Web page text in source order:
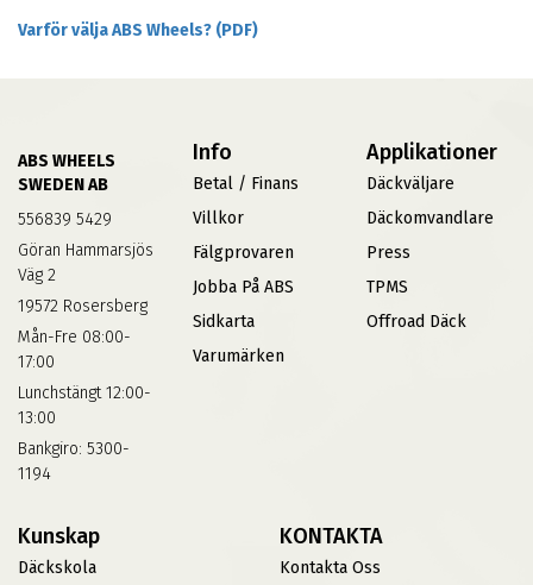
Varför välja ABS Wheels? (PDF)
ABS WHEELS
SWEDEN AB
556839 5429
Göran Hammarsjös
Väg 2
19572 Rosersberg
Mån-Fre 08:00-
17:00
Lunchstängt 12:00-
13:00
Bankgiro: 5300-
1194
Info
Betal / Finans
Villkor
Fälgprovaren
Jobba På ABS
Sidkarta
Varumärken
Applikationer
Däckväljare
Däckomvandlare
Press
TPMS
Offroad Däck
Kunskap
Däckskola
KONTAKTA
Kontakta Oss